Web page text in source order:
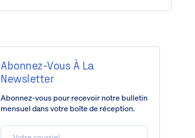
Abonnez-Vous À La
Newsletter
Abonnez-vous pour recevoir notre bulletin
mensuel dans votre boîte de réception.